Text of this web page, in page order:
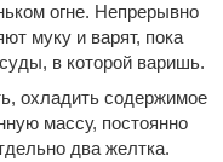
огне. Непрерывно
муку и варят, пока
в которой варишь.
охладить содержимое
массу, постоянно
два желтка.